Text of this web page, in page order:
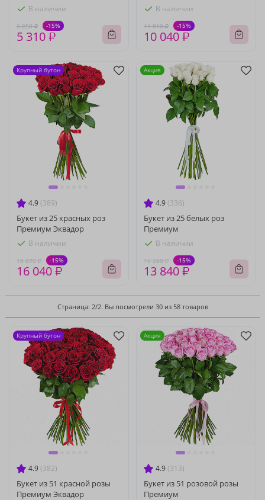
В наличии
6 250 ₽ -15%
5 310 ₽
В наличии
11 810 ₽ -15%
10 040 ₽
4.9 (389)
Букет из 25 красных роз
Премиум Эквадор
В наличии
18 870 ₽ -15%
16 040 ₽
Крупный бутон
4.9 (336)
Букет из 25 белых роз
Премиум
В наличии
16 280 ₽ -15%
13 840 ₽
Акция
Страница: 2/2. Вы посмотрели 30 из 58 товаров
4.9 (382)
Букет из 51 красной розы
Премиум Эквадор
Крупный бутон
4.9 (313)
Букет из 51 розовой розы
Премиум
Акция